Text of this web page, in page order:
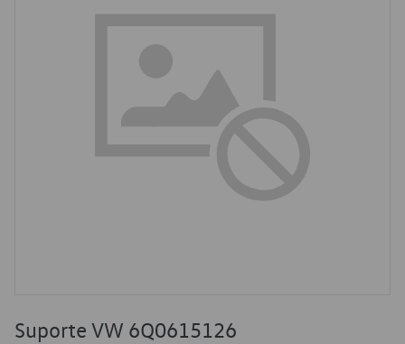
Suporte VW 6Q0615126